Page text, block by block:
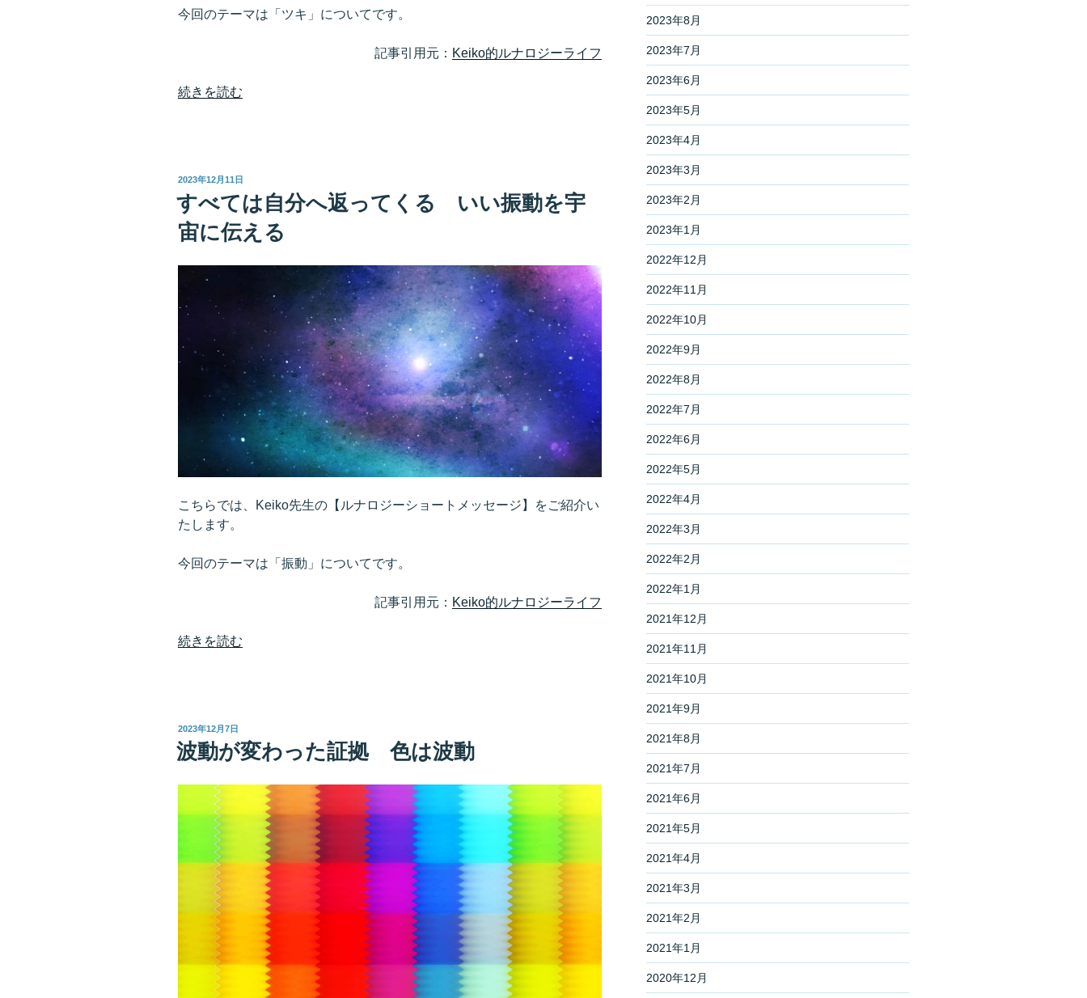
今回のテーマは「ツキ」についてです。
記事引用元： Keiko的ルナロジーライフ
“月
引
力
を
身
つ
る
と、
て
く
る”
続きを読む
投
日:
2023年12月11日
すべては自分へ返ってくる いい振動を宇
宙に伝える
こちらでは、Keiko先生の【ルナロジーショートメッセージ】をご紹介い
たします。
今回のテーマは「振動」についてです。
記事引用元： Keiko的ルナロジーライフ
“す
分
へ
て
振
続きを読む
投
稿
日:
2023年12月7日
波動が変わった証拠 色は波動
2023年8月
2023年7月
2023年6月
2023年5月
2023年4月
2023年3月
2023年2月
2023年1月
2022年12月
2022年11月
2022年10月
2022年9月
2022年8月
2022年7月
2022年6月
2022年5月
2022年4月
2022年3月
2022年2月
2022年1月
2021年12月
2021年11月
2021年10月
2021年9月
2021年8月
2021年7月
2021年6月
2021年5月
2021年4月
2021年3月
2021年2月
2021年1月
2020年12月